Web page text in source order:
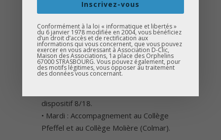
accompagnant dans leur recherche de
stage et leur orientation scolaire.
Nos actions sur le terrain :
• Lundi : Permanence au Collège de
Bourtzwiller (Mulhouse) avec un
accompagnement supplémentaire de
dispositif 8/18.
• Mardi : Accompagnement au Collège
Pfeffel et au Collège Molière (Colmar).
Inscrivez-vous
Conformément à la loi « informatique et libertés »
du 6 janvier 1978 modifiée en 2004, vous bénéficiez
d’un droit d’accès et de rectification aux
informations qui vous concernent, que vous pouvez
exercer en vous adressant à Association D-Clic,
Maison des Associations, 1a place des Orphelins
67000 STRASBOURG. Vous pouvez également, pour
des motifs légitimes, vous opposer au traitement
des données vous concernant.